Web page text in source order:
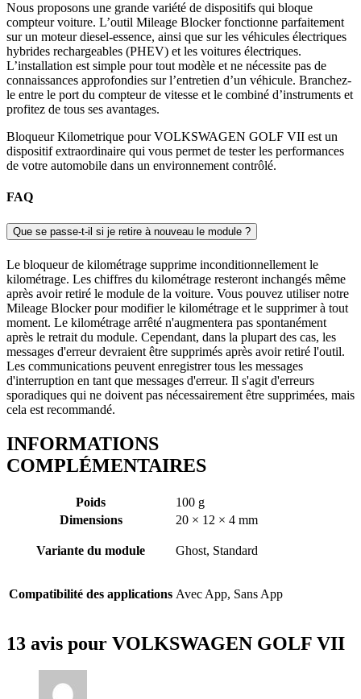
Nous proposons une grande variété de dispositifs qui bloque
compteur voiture. L’outil Mileage Blocker fonctionne parfaitement
sur un moteur diesel-essence, ainsi que sur les véhicules électriques
hybrides rechargeables (PHEV) et les voitures électriques.
L’installation est simple pour tout modèle et ne nécessite pas de
connaissances approfondies sur l’entretien d’un véhicule. Branchez-
le entre le port du compteur de vitesse et le combiné d’instruments et
profitez de tous ses avantages.
Bloqueur Kilometrique pour VOLKSWAGEN GOLF VII est un
dispositif extraordinaire qui vous permet de tester les performances
de votre automobile dans un environnement contrôlé.
FAQ
Que se passe-t-il si je retire à nouveau le module ?
Le bloqueur de kilométrage supprime inconditionnellement le
kilométrage. Les chiffres du kilométrage resteront inchangés même
après avoir retiré le module de la voiture. Vous pouvez utiliser notre
Mileage Blocker pour modifier le kilométrage et le supprimer à tout
moment. Le kilométrage arrêté n'augmentera pas spontanément
après le retrait du module. Cependant, dans la plupart des cas, les
messages d'erreur devraient être supprimés après avoir retiré l'outil.
Les communications peuvent enregistrer tous les messages
d'interruption en tant que messages d'erreur. Il s'agit d'erreurs
sporadiques qui ne doivent pas nécessairement être supprimées, mais
cela est recommandé.
INFORMATIONS
COMPLÉMENTAIRES
Poids
100 g
Dimensions
20 × 12 × 4 mm
Variante du module Ghost, Standard
Compatibilité des applications Avec App, Sans App
13 avis pour VOLKSWAGEN GOLF VII